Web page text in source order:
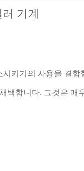
기계
키기의 사용을 결합
택합니다. 그것은 매